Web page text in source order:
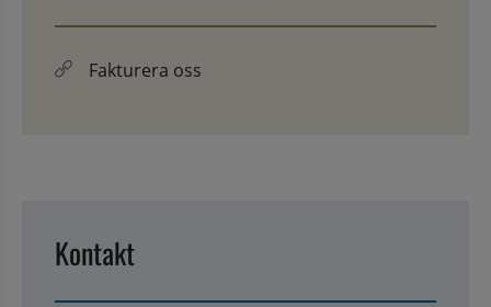
Fakturera oss
Kontakt